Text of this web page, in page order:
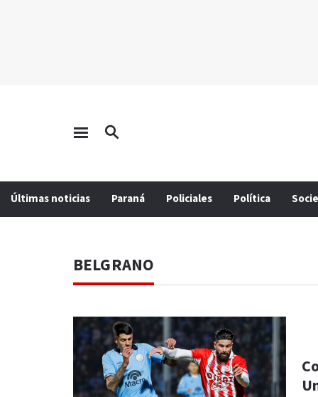
Últimas noticias Paraná Policiales Política
BELGRANO